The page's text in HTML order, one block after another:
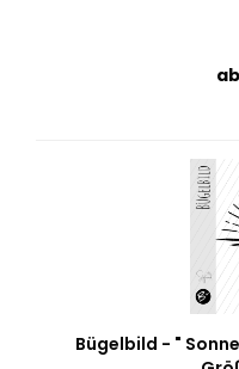
Bügelbild - "